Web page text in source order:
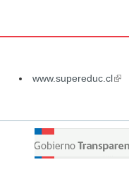
www.supereduc.cl(link